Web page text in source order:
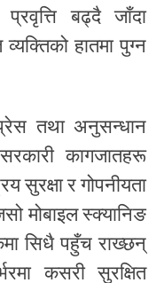
बढ्दै जाँदा
हातमा पुग्न
प्रेस तथा अनुसन्धान
कागजातहरू
सुरक्षा र गोपनीयता
मोबाइल स्क्यानिङ
सिधै पहुँच राख्छन्
कसरी सुरक्षित